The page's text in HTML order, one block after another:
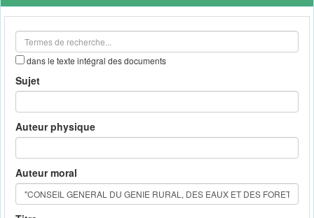
outils
dans le texte intégral des documents
Sujet
Auteur physique
Auteur moral